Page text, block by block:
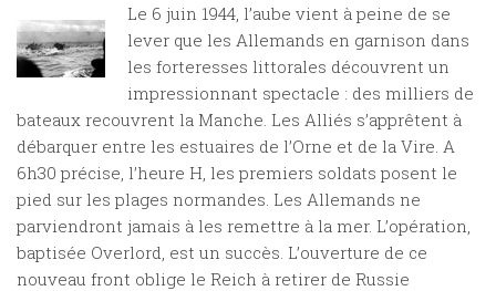
Le 6 juin 1944, l’aube vient à peine de se
lever que les Allemands en garnison dans
les forteresses littorales découvrent un
impressionnant spectacle : des milliers de
bateaux recouvrent la Manche. Les Alliés s’apprêtent à
débarquer entre les estuaires de l’Orne et de la Vire. A
6h30 précise, l’heure H, les premiers soldats posent le
pied sur les plages normandes. Les Allemands ne
parviendront jamais à les remettre à la mer. L’opération,
baptisée Overlord, est un succès. L’ouverture de ce
nouveau front oblige le Reich à retirer de Russie